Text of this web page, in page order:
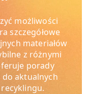
możliwości
szczegółowe
materiałów
z różnymi
porady
aktualnych